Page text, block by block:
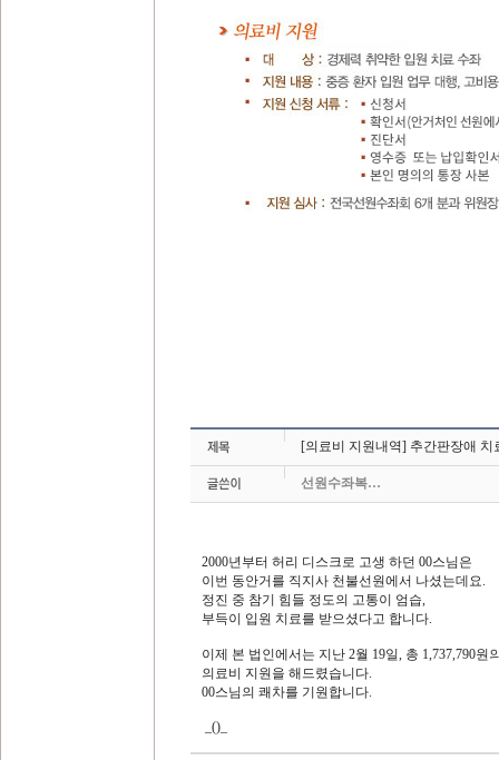
[의료비 지원내역] 추간판장애 치
선원수좌복…
2000년부터 허리 디스크로 고생 하던 00스님은
이번 동안거를 직지사 천불선원에서 나셨는데요.
정진 중 참기 힘들 정도의 고통이 엄습,
부득이 입원 치료를 받으셨다고 합니다.
이제 본 법인에서는 지난 2월 19일, 총 1,737,790원
의료비 지원을 해드렸습니다.
00스님의 쾌차를 기원합니다.
_()_